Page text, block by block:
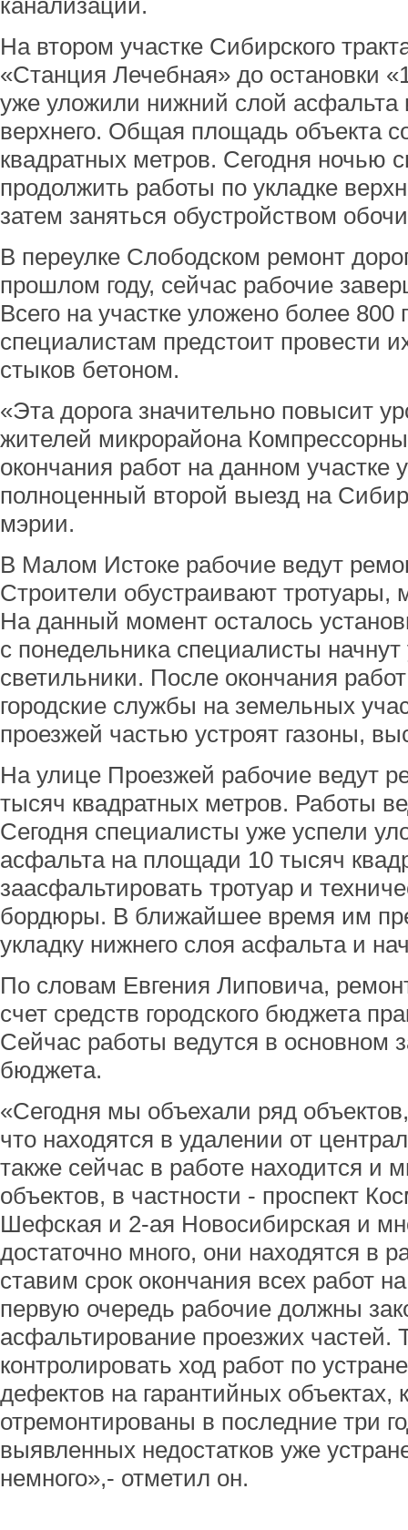
канализации.
На втором участке Сибирского
«Станция Лечебная» до остановки
уже уложили нижний слой асфальта
верхнего. Общая площадь объекта
квадратных метров. Сегодня ночью
продолжить работы по укладке
затем заняться обустройством
В переулке Слободском ремонт
прошлом году, сейчас рабочие
Всего на участке уложено более 800
специалистам предстоит провести
стыков бетоном.
«Эта дорога значительно повысит
жителей микрорайона
окончания работ на данном участке
полноценный второй выезд на
мэрии.
В Малом Истоке рабочие ведут
Строители обустраивают тротуары,
На данный момент осталось
с понедельника специалисты начнут
светильники. После окончания
городские службы на земельных
проезжей частью устроят газоны,
На улице Проезжей рабочие ведут
тысяч квадратных метров. Работы
Сегодня специалисты уже успели
асфальта на площади 10 тысяч
заасфальтировать тротуар и
бордюры. В ближайшее время им
укладку нижнего слоя асфальта и
По словам Евгения Липовича,
счет средств городского бюджета
Сейчас работы ведутся в основном
бюджета.
«Сегодня мы объехали ряд
что находятся в удалении от
также сейчас в работе находится и
объектов, в частности - проспект
Шефская и 2-ая Новосибирская и
достаточно много, они находятся в
ставим срок окончания всех работ
первую очередь рабочие должны
асфальтирование проезжих
контролировать ход работ по
дефектов на гарантийных объектах,
отремонтированы в последние три
выявленных недостатков уже
немного»,- отметил он.